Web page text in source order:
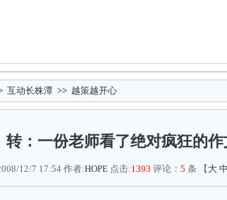
互动长株潭 >> 越策越开心
转：一份老师看了绝对疯狂的作
12/7 17:54 作者:HOPE 点击:1393 评论： 5 条 【 大 中